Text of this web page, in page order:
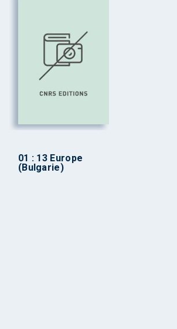
01 : 13 Europe
(Bulgarie)